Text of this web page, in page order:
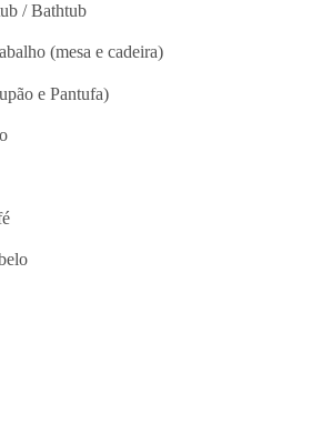
/ Bathtub
(mesa e cadeira)
e Pantufa)